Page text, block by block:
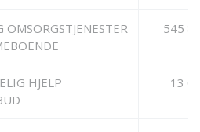
OMSORGSTJENESTER
545
HJELP
13